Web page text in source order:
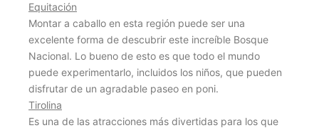
Equitación
Montar a caballo en esta región puede ser una
excelente forma de descubrir este increíble Bosque
Nacional. Lo bueno de esto es que todo el mundo
puede experimentarlo, incluidos los niños, que pueden
disfrutar de un agradable paseo en poni.
Tirolina
Es una de las atracciones más divertidas para los que